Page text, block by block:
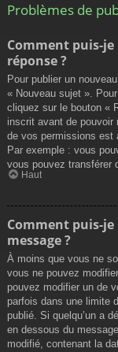
Problèmes de
Comment puis-
réponse ?
Pour publier un
« Nouveau sujet ».
cliquez sur le bouton «
inscrit avant de pouvoir
de vos permissions est
Par exemple : vous
vous pouvez transférer
Haut
Comment puis-
message ?
À moins que vous ne
vous ne pouvez
pouvez modifier un de
parfois dans une limite
publié. Si quelqu’un a
en dessous du
modifié, contenant la